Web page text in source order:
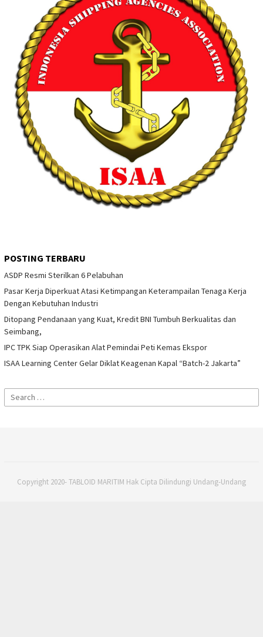
POSTING TERBARU
ASDP Resmi Sterilkan 6 Pelabuhan
Pasar Kerja Diperkuat Atasi Ketimpangan Keterampailan Tenaga Kerja
Dengan Kebutuhan Industri
Ditopang Pendanaan yang Kuat, Kredit BNI Tumbuh Berkualitas dan
Seimbang,
IPC TPK Siap Operasikan Alat Pemindai Peti Kemas Ekspor
ISAA Learning Center Gelar Diklat Keagenan Kapal “Batch-2 Jakarta”
Search
for:
Copyright 2020- TABLOID MARITIM Hak Cipta Dilindungi Undang-Undang